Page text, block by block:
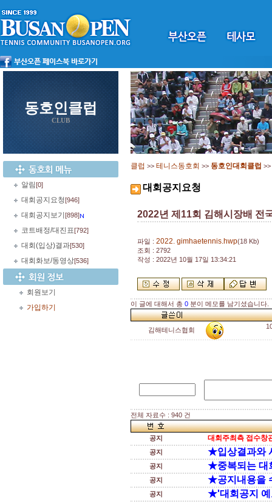
동호인클럽
CLUB
알림[0]
대회공지요청[946]
대회공지보기 [898]
코트배정/대진표[792]
대회(입상)결과[530]
대회화보/동영상[536]
회원보기
가입하기
클럽 >> 테니스동호회 >> 동호인대회클럽 >>
대회공지요청
2022년 제11회 김해시장배 전
파일 : 2022. gimhaetennis.hwp(18 Kb)
조회 : 2792
작성 : 2022년 10월 17일 13:34:21
이 글에 대해서 총 0 분이 메모를 남기셨습니다.
김해테니스협회
전체 자료수 : 940 건
공지 대회주최측 접수창
공지 ★입상결과와
공지 ★중복되는 대
공지 ★공지내용을
공지 ★'대회공지 예